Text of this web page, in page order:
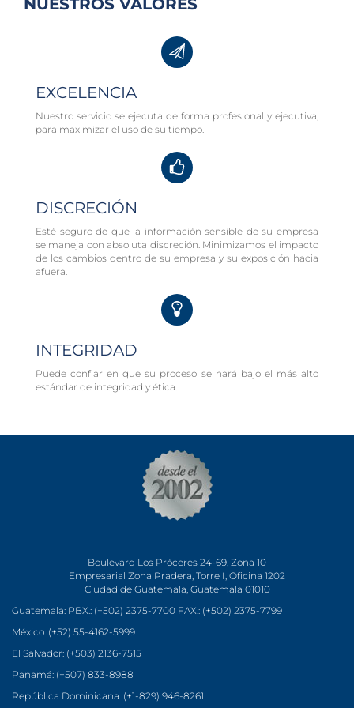
NUESTROS VALORES
EXCELENCIA
Nuestro servicio se ejecuta de forma profesional y ejecutiva,
para maximizar el uso de su tiempo.
DISCRECIÓN
Esté seguro de que la información sensible de su empresa
se maneja con absoluta discreción. Minimizamos el impacto
de los cambios dentro de su empresa y su exposición hacia
afuera.
INTEGRIDAD
Puede confiar en que su proceso se hará bajo el más alto
estándar de integridad y ética.
Boulevard Los Próceres 24-69, Zona 10
Empresarial Zona Pradera, Torre I, Oficina 1202
Ciudad de Guatemala, Guatemala 01010
Guatemala: PBX.: (+502) 2375-7700 FAX.: (+502) 2375-7799
México: (+52) 55-4162-5999
El Salvador: (+503) 2136-7515
Panamá: (+507) 833-8988
República Dominicana: (+1-829) 946-8261